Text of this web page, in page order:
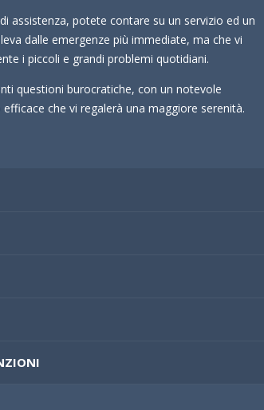
assistenza, potete contare su un servizio ed un
dalle emergenze più immediate, ma che vi
i piccoli e grandi problemi quotidiani.
questioni burocratiche, con un notevole
che vi regalerà una maggiore serenità.